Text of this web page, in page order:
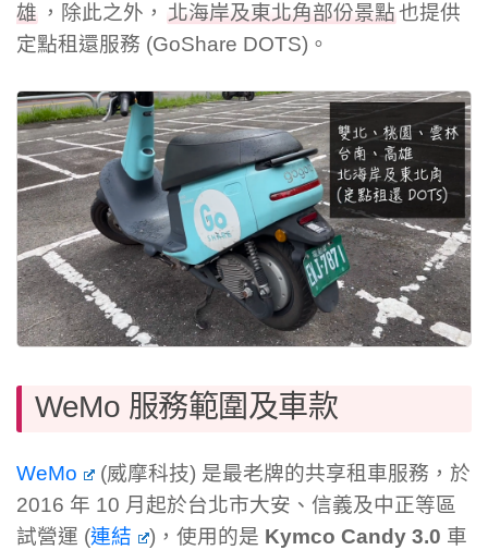
雄 ，除此之外， 北海岸及東北角部份景點也提供
定點租還服務 (GoShare DOTS)。
WeMo 服務範圍及車款
WeMo
(威摩科技) 是最老牌的共享租車服務，於
2016 年 10 月起於台北市大安、信義及中正等區
試營運 (連結 )，使用的是 Kymco Candy 3.0 車